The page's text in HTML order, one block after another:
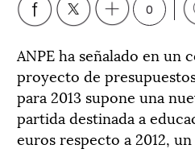
0
ANPE ha señalado en un
proyecto de
para 2013 supone una
partida destinada a
euros respecto a 2012,